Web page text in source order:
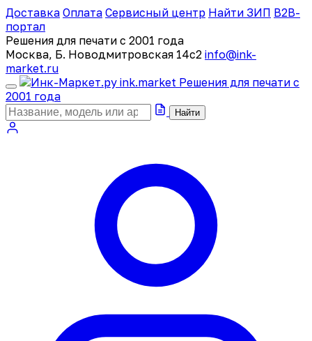
Доставка Оплата Сервисный центр Найти ЗИП B2B-
портал
Решения для печати с 2001 года
Москва, Б. Новодмитровская 14с2 info@ink-
market.ru
ink.market Решения для печати с
2001 года
Найти